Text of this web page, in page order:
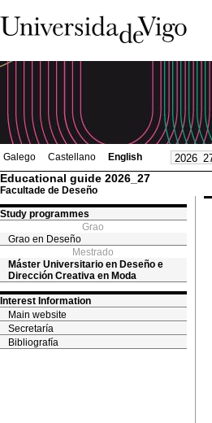
Galego Castellano English
Educational guide 2026_27
Facultade de Deseño
Study programmes
Grao
Grao en Deseño
Mestrado
Máster Universitario en Deseño e
Dirección Creativa en Moda
Interest Information
Main website
Secretaría
Bibliografía